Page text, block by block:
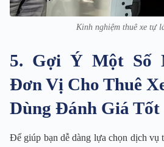
Kinh nghiệm thuê xe tự
5. Gợi Ý Một Số
Đơn Vị Cho Thuê
Dùng Đánh Giá Tốt
Để giúp bạn dễ dàng lựa chọn dịch vụ